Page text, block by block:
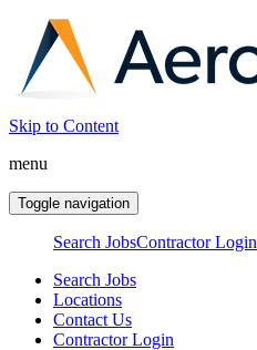
Skip to Content
menu
Toggle navigation
Search JobsContractor Login
Search Jobs
Locations
Contact Us
Contractor Login